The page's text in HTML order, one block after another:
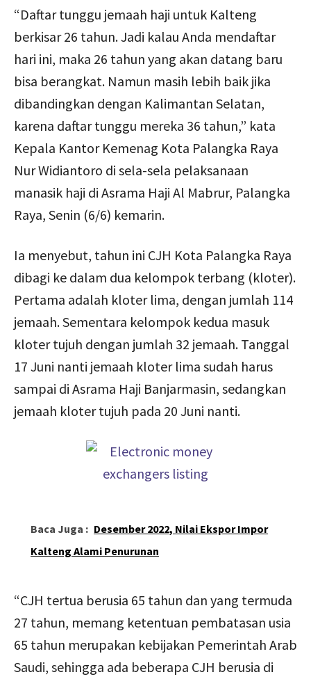
“Daftar tunggu jemaah haji untuk Kalteng
berkisar 26 tahun. Jadi kalau Anda mendaftar
hari ini, maka 26 tahun yang akan datang baru
bisa berangkat. Namun masih lebih baik jika
dibandingkan dengan Kalimantan Selatan,
karena daftar tunggu mereka 36 tahun,” kata
Kepala Kantor Kemenag Kota Palangka Raya
Nur Widiantoro di sela-sela pelaksanaan
manasik haji di Asrama Haji Al Mabrur, Palangka
Raya, Senin (6/6) kemarin.
Ia menyebut, tahun ini CJH Kota Palangka Raya
dibagi ke dalam dua kelompok terbang (kloter).
Pertama adalah kloter lima, dengan jumlah 114
jemaah. Sementara kelompok kedua masuk
kloter tujuh dengan jumlah 32 jemaah. Tanggal
17 Juni nanti jemaah kloter lima sudah harus
sampai di Asrama Haji Banjarmasin, sedangkan
jemaah kloter tujuh pada 20 Juni nanti.
Baca Juga : Desember 2022, Nilai Ekspor Impor
Kalteng Alami Penurunan
“CJH tertua berusia 65 tahun dan yang termuda
27 tahun, memang ketentuan pembatasan usia
65 tahun merupakan kebijakan Pemerintah Arab
Saudi, sehingga ada beberapa CJH berusia di